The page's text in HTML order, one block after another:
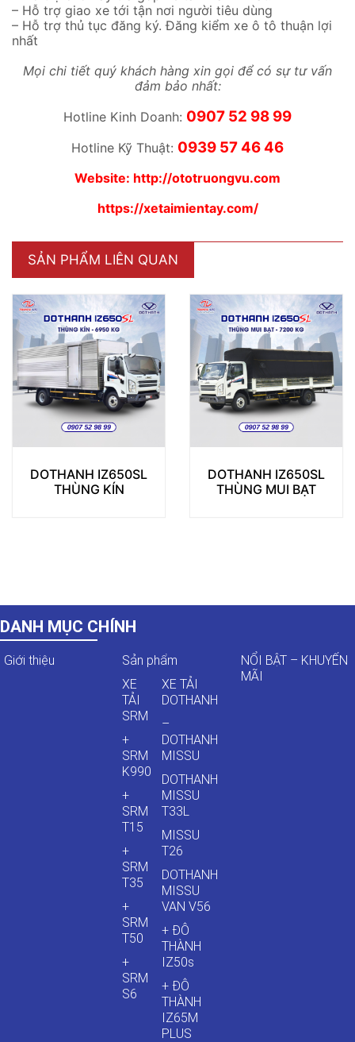
– Hỗ trợ giao xe tới tận nơi người tiêu dùng
– Hỗ trợ thủ tục đăng ký. Đăng kiểm xe ô tô thuận lợi
nhất
Mọi chi tiết quý khách hàng xin gọi để có sự tư vấn
đảm bảo nhất:
Hotline Kinh Doanh: 0907 52 98 99
Hotline Kỹ Thuật: 0939 57 46 46
Website: http://ototruongvu.com
https://xetaimientay.com/
SẢN PHẨM LIÊN QUAN
DOTHANH IZ650SL
THÙNG KÍN
DOTHANH IZ650SL
THÙNG MUI BẠT
DANH MỤC CHÍNH
Giới thiệu
Sản phẩm
XE
TẢI
SRM
+
SRM
K990
+
SRM
T15
+
SRM
T35
+
SRM
T50
+
SRM
S6
XE TẢI
DOTHANH
–
DOTHANH
MISSU
DOTHANH
MISSU
T33L
MISSU
T26
DOTHANH
MISSU
VAN V56
+ ĐÔ
THÀNH
IZ50s
+ ĐÔ
THÀNH
IZ65M
PLUS
NỔI BẬT – KHUYẾN
MÃI